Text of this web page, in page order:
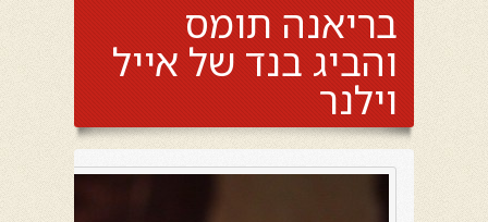
בריאנה תומס
והביג בנד של אייל
וילנר